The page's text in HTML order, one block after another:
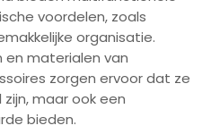
voordelen, zoals
organisatie.
en materialen van
zorgen ervoor dat ze
maar ook een
bieden.